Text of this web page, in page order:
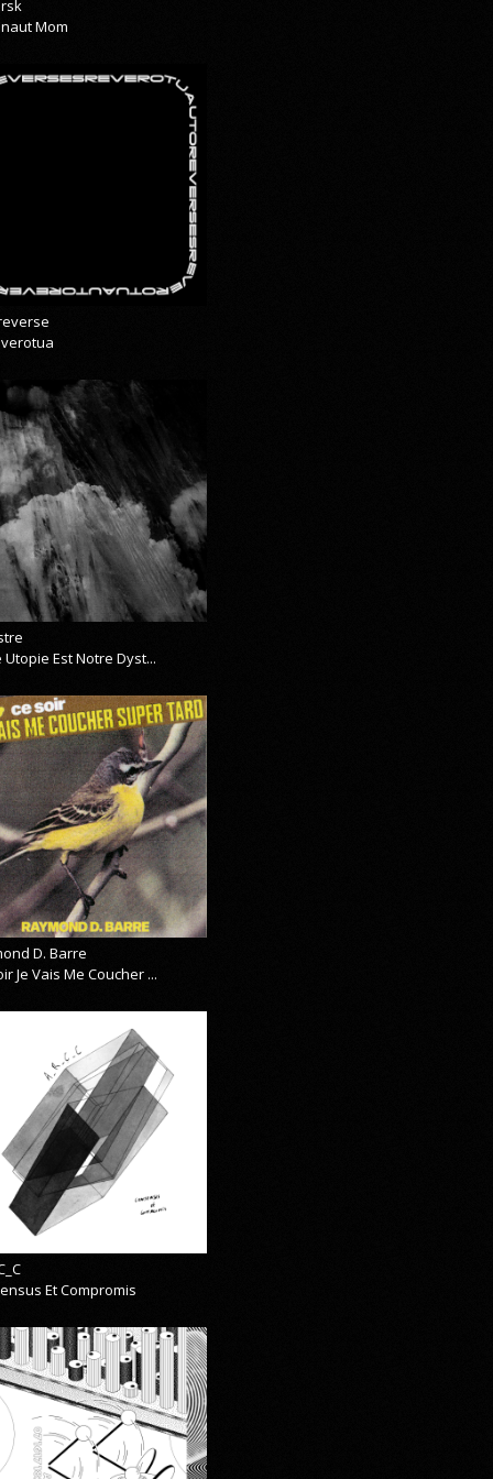
Mom
Utopie Est Notre Dyst...
D. Barre
Je Vais Me Coucher ...
Et Compromis